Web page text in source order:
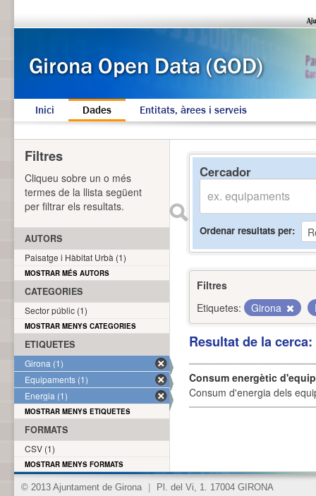
Inici Dades Entitats, àrees i serveis
Cercador
Ordenar resultats per
Filtres
Etiquetes:
Girona
Resultat de la
Consum energètic
Consum d'energia dels
Filtres
Cliqueu sobre un o més
termes de la llista següent
per filtrar els resultats.
AUTORS
Paisatge i Hàbitat Urbà (1)
MOSTRAR MÉS AUTORS
CATEGORIES
Sector públic (1)
MOSTRAR MENYS CATEGORIES
ETIQUETES
Girona (1)
Equipaments (1)
Energia (1)
MOSTRAR MENYS ETIQUETES
FORMATS
CSV (1)
MOSTRAR MENYS FORMATS
© 2013 Ajuntament de Girona Pl. del Vi, 1. 17004 GIRONA